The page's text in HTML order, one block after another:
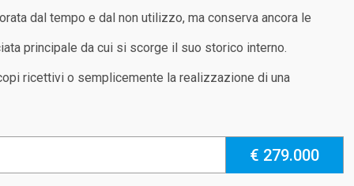
dal tempo e dal non utilizzo, ma conserva ancora le
principale da cui si scorge il suo storico interno.
ricettivi o semplicemente la realizzazione di una
€ 279.000